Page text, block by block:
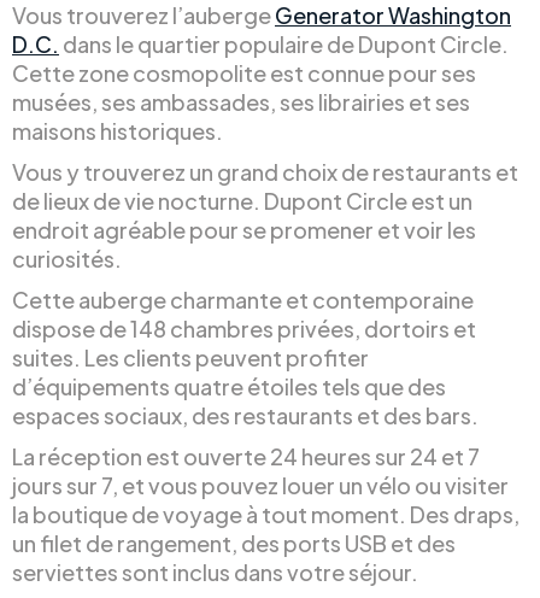
Vous trouverez l’aubergeGenerator Washington
D.C. dans le quartier populaire de Dupont Circle.
Cette zone cosmopolite est connue pour ses
musées, ses ambassades, ses librairies et ses
maisons historiques.
Vous y trouverez un grand choix de restaurants et
de lieux de vie nocturne. Dupont Circle est un
endroit agréable pour se promener et voir les
curiosités.
Cette auberge charmante et contemporaine
dispose de 148 chambres privées, dortoirs et
suites. Les clients peuvent profiter
d’équipements quatre étoiles tels que des
espaces sociaux, des restaurants et des bars.
La réception est ouverte 24 heures sur 24 et 7
jours sur 7, et vous pouvez louer un vélo ou visiter
la boutique de voyage à tout moment. Des draps,
un filet de rangement, des ports USB et des
serviettes sont inclus dans votre séjour.